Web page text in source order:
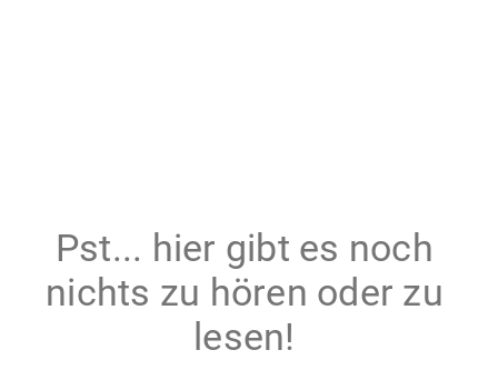
Pst... hier gibt es noch
nichts zu hören oder zu
lesen!